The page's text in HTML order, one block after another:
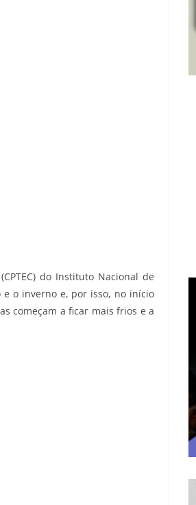
do Instituto Nacional de
e o inverno e, por isso, no início
começam a ficar mais frios e a